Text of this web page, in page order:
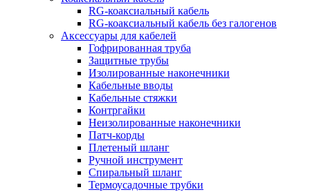
RG-коаксиальный кабель
RG-коаксиальный кабель без галогенов
Аксессуары для кабелей
Гофрированная труба
Защитные трубы
Изолированные наконечники
Кабельные вводы
Кабельные стяжки
Контргайки
Неизолированные наконечники
Патч-корды
Плетеный шланг
Ручной инструмент
Спиральный шланг
Термоусадочные трубки